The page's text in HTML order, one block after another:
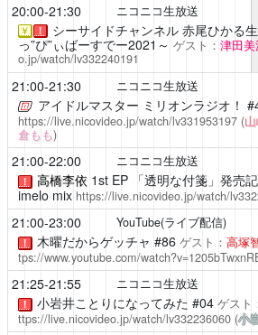
20:00-21:30 ニコニコ生放送
￥ ！ シーサイドチャンネル赤尾ひかる
っ”ぴ”ぃばーすでー2021～ ゲスト： 津田美
o.jp/watch/lv332240191
21:00-21:30 ニコニコ生放送
アイドルマスター ミリオンラジオ！
https://live.nicovideo.jp/watch/lv331953197 (
倉もも)
21:00-22:00 ニコニコ生放送
！ 高橋李依 1st EP 「透明な付箋」発売
imelo mix https://live.nicovideo.jp/watch/
21:00-23:00 YouTube(ライブ配信)
！ 木曜だからゲッチャ #86 ゲスト： 高塚
tps://www.youtube.com/
21:25-21:55 ニコニコ生放送
！ 小岩井ことりになってみた #04 ゲスト
ttps://live.nicovideo.jp/watch/lv332236060 (小